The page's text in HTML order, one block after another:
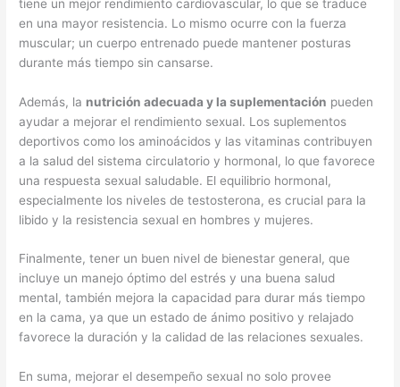
tiene un mejor rendimiento cardiovascular, lo que se traduce
en una mayor resistencia. Lo mismo ocurre con la fuerza
muscular; un cuerpo entrenado puede mantener posturas
durante más tiempo sin cansarse.
Además, la nutrición adecuada y la suplementación pueden
ayudar a mejorar el rendimiento sexual. Los suplementos
deportivos como los aminoácidos y las vitaminas contribuyen
a la salud del sistema circulatorio y hormonal, lo que favorece
una respuesta sexual saludable. El equilibrio hormonal,
especialmente los niveles de testosterona, es crucial para la
libido y la resistencia sexual en hombres y mujeres.
Finalmente, tener un buen nivel de bienestar general, que
incluye un manejo óptimo del estrés y una buena salud
mental, también mejora la capacidad para durar más tiempo
en la cama, ya que un estado de ánimo positivo y relajado
favorece la duración y la calidad de las relaciones sexuales.
En suma, mejorar el desempeño sexual no solo provee